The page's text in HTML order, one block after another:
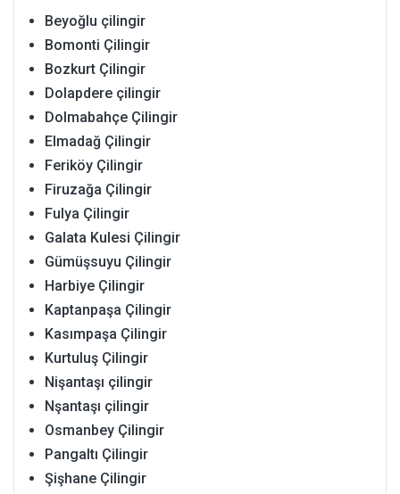
Beyoğlu çilingir
Bomonti Çilingir
Bozkurt Çilingir
Dolapdere çilingir
Dolmabahçe Çilingir
Elmadağ Çilingir
Feriköy Çilingir
Firuzağa Çilingir
Fulya Çilingir
Galata Kulesi Çilingir
Gümüşsuyu Çilingir
Harbiye Çilingir
Kaptanpaşa Çilingir
Kasımpaşa Çilingir
Kurtuluş Çilingir
Nişantaşı çilingir
Nşantaşı çilingir
Osmanbey Çilingir
Pangaltı Çilingir
Şişhane Çilingir